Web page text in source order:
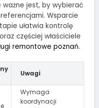
ważne jest, by wybierać
Wsparcie
ułatwia kontrolę
częściej właściciele
remontowe poznań.
Uwagi
Wymaga
koordynacji